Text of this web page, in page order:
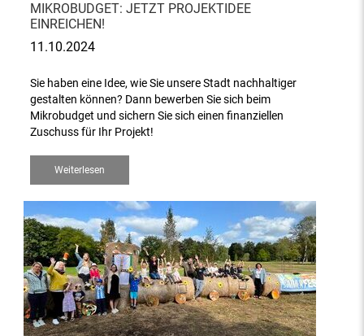
MIKROBUDGET: JETZT PROJEKTIDEE
EINREICHEN!
11.10.2024
Sie haben eine Idee, wie Sie unsere Stadt nachhaltiger
gestalten können? Dann bewerben Sie sich beim
Mikrobudget und sichern Sie sich einen finanziellen
Zuschuss für Ihr Projekt!
Weiterlesen